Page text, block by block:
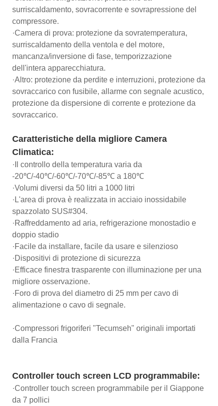
surriscaldamento, sovracorrente e sovrapressione del
compressore.
·Camera di prova: protezione da sovratemperatura,
surriscaldamento della ventola e del motore,
mancanza/inversione di fase, temporizzazione
dell'intera apparecchiatura.
·Altro: protezione da perdite e interruzioni, protezione da
sovraccarico con fusibile, allarme con segnale acustico,
protezione da dispersione di corrente e protezione da
sovraccarico.
Caratteristiche della migliore Camera
Climatica:
·Il controllo della temperatura varia da
-20℃/-40℃/-60℃/-70℃/-85℃ a 180℃
·Volumi diversi da 50 litri a 1000 litri
·L'area di prova è realizzata in acciaio inossidabile
spazzolato SUS#304.
·Raffreddamento ad aria, refrigerazione monostadio e
doppio stadio
·Facile da installare, facile da usare e silenzioso
·Dispositivi di protezione di sicurezza
·Efficace finestra trasparente con illuminazione per una
migliore osservazione.
·Foro di prova del diametro di 25 mm per cavo di
alimentazione o cavo di segnale.
·Compressori frigoriferi "Tecumseh" originali importati
dalla Francia
Controller touch screen LCD programmabile:
·Controller touch screen programmabile per il Giappone
da 7 pollici